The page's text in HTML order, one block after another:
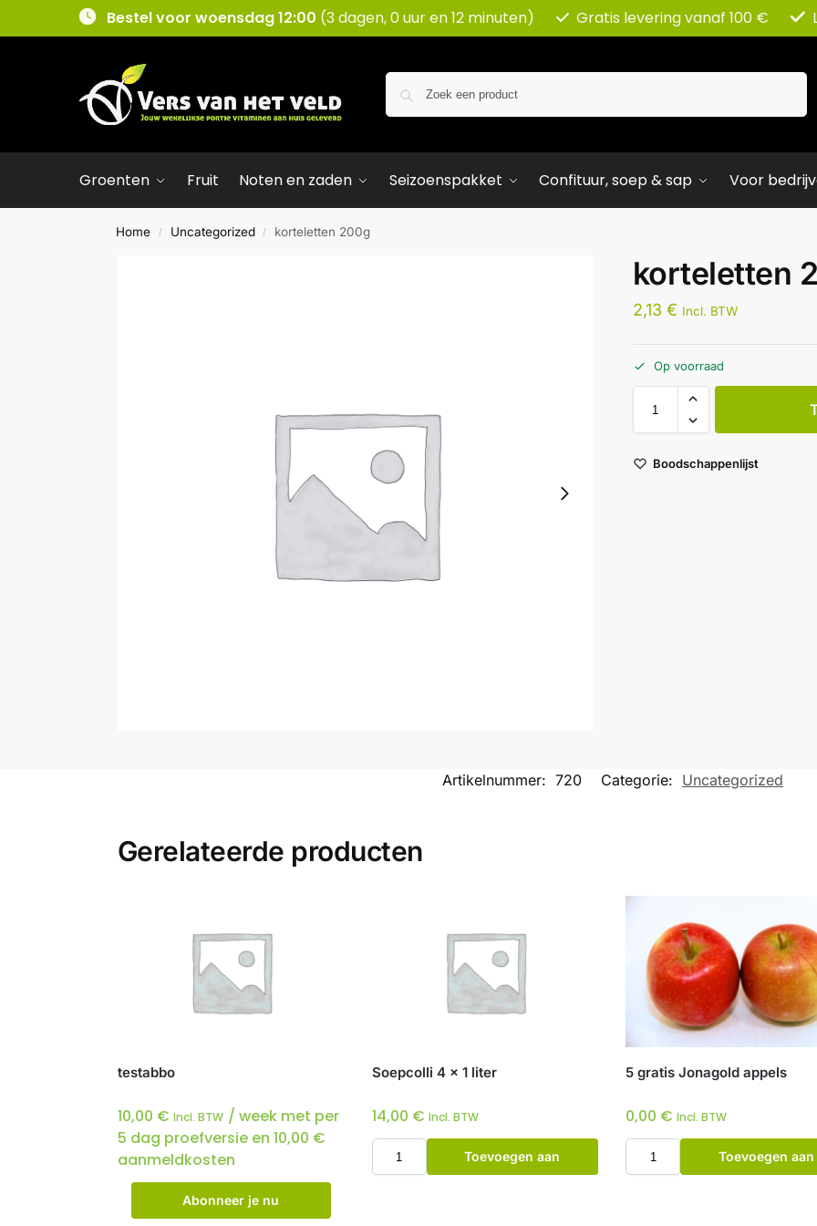
Bestel voor woensdag 12:00 (3 dagen, 0 uur en 12 minuten) Gratis levering vanaf 100 €
Groenten Fruit Noten en zaden Seizoenspakket Confituur, soep & sap Voor
Home / Uncategorized / korteletten 200g
korteletten
2,13 € Incl. BTW
Op voorraad
Boodschappenlijst
Artikelnummer: 720 Categorie: Uncategorized
Gerelateerde producten
testabbo
10,00 € Incl. BTW / week met per
5 dag proefversie en 10,00 €
aanmeldkosten
Abonneer je nu
Soepcolli 4 x 1 liter
14,00 € Incl. BTW
Toevoegen aan
5 gratis Jonagold appels
0,00 € Incl. BTW
Toevoegen aan